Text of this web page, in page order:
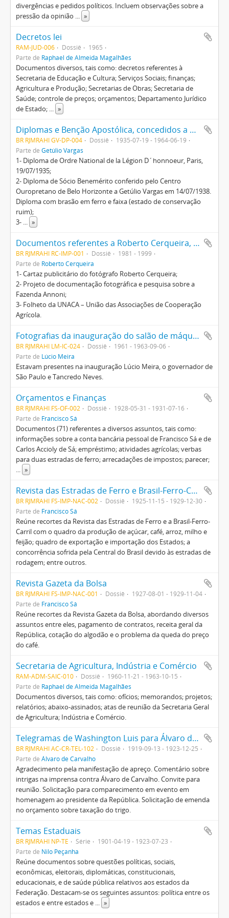
divergências e pedidos políticos. Incluem observações sobre a
pressão da opinião ... »
Decretos lei
RAM-JUD-006 Dossiê
1965
Parte de Raphael de Almeida Magalhães
Documentos diversos, tais como: decretos referentes à
Secretaria de Educação e Cultura; Serviços Sociais; finanças;
Agricultura e Produção; Secretarias de Obras; Secretaria de
Saúde; controle de preços; orçamentos; Departamento Jurídico
de Estado; ... »
Diplomas e Benção Apostólica, concedidos a Getúlio Vargas, Darcy Vargas e Getúlio Vargas Filho, entre outros
BR RJMRAHI GV-DP-004 Dossiê
1935-07-19 - 1964-06-19
Parte de Getúlio Vargas
1- Diploma de Ordre National de la Légion D´honnoeur, Paris,
19/07/1935;
2- Diploma de Sócio Benemérito conferido pelo Centro
Ouropretano de Belo Horizonte a Getúlio Vargas em 14/07/1938.
Diploma com brasão em ferro e faixa (estado de conservação
ruim);
3- ... »
Documentos referentes a Roberto Cerqueira, a Fazenda Annoni e à UNACA
BR RJMRAHI RC-IMP-001 Dossiê
1981 - 1999
Parte de Roberto Cerqueira
1- Cartaz publicitário do fotógrafo Roberto Cerqueira;
2- Projeto de documentação fotográfica e pesquisa sobre a
Fazenda Annoni;
3- Folheto da UNACA – União das Associações de Cooperação
Agrícola.
Fotografias da inauguração do salão de máquinas agrícolas
BR RJMRAHI LM-IC-024 Dossiê
1961 - 1963-09-06
Parte de Lúcio Meira
Estavam presentes na inauguração Lúcio Meira, o governador de
São Paulo e Tancredo Neves.
Orçamentos e Finanças
BR RJMRAHI FS-OF-002 Dossiê
1928-05-31 - 1931-07-16
Parte de Francisco Sá
Documentos (71) referentes a diversos assuntos, tais como:
informações sobre a conta bancária pessoal de Francisco Sá e de
Carlos Accioly de Sá; empréstimo; atividades agrícolas; verbas
para duas estradas de ferro; arrecadações de impostos; parecer;
... »
Revista das Estradas de Ferro e Brasil-Ferro-Carril
BR RJMRAHI FS-IMP-NAC-002 Dossiê
1925-11-15 - 1929-12-30
Parte de Francisco Sá
Reúne recortes da Revista das Estradas de Ferro e a Brasil-Ferro-
Carril com o quadro da produção de açúcar, café, arroz, milho e
feijão; quadro de exportação e importação dos Estados; a
concorrência sofrida pela Central do Brasil devido às estradas de
rodagem; entre outros.
Revista Gazeta da Bolsa
BR RJMRAHI FS-IMP-NAC-001 Dossiê
1927-08-01 - 1929-11-04
Parte de Francisco Sá
Reúne recortes da Revista Gazeta da Bolsa, abordando diversos
assuntos entre eles, pagamento de contratos, receita geral da
República, cotação do algodão e o problema da queda do preço
do café.
Secretaria de Agricultura, Indústria e Comércio
RAM-ADM-SAIC-010 Dossiê
1960-11-21 - 1963-10-15
Parte de Raphael de Almeida Magalhães
Documentos diversos, tais como: ofícios; memorandos; projetos;
relatórios; abaixo-assinados; atas de reunião da Secretaria Geral
de Agricultura; Indústria e Comércio.
Telegramas de Washington Luis para Álvaro de Carvalho e Carlos de Campos
BR RJMRAHI AC-CR-TEL-102 Dossiê
1919-09-13 - 1923-12-25
Parte de Álvaro de Carvalho
Agradecimento pela manifestação de apreço. Comentário sobre
intrigas na imprensa contra Álvaro de Carvalho. Convite para
reunião. Solicitação para comparecimento em evento em
homenagem ao presidente da República. Solicitação de emenda
no orçamento sobre taxação do trigo.
Temas Estaduais
BR RJMRAHI NP-TE Série
1901-04-19 - 1923-07-23
Parte de Nilo Peçanha
Reúne documentos sobre questões políticas, sociais,
econômicas, eleitorais, diplomáticas, constitucionais,
educacionais, e de saúde pública relativos aos estados da
Federação. Destacam-se os seguintes assuntos: política entre os
estados e entre estados e ... »